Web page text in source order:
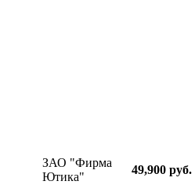
ЗАО "Фирма
Ютика"
49,900 руб.